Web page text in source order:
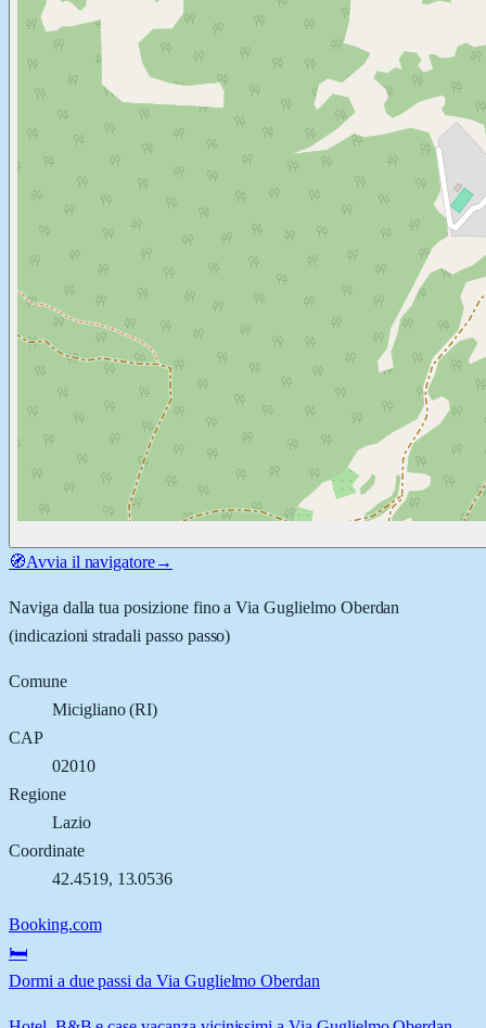
🧭Avvia il navigatore→
Naviga dalla tua posizione fino aVia Guglielmo Oberdan
(indicazioni stradali passo passo)
Comune
Micigliano(RI)
CAP
02010
Regione
Lazio
Coordinate
42.4519, 13.0536
Booking.com
🛏️
Dormi a due passi da Via Guglielmo Oberdan